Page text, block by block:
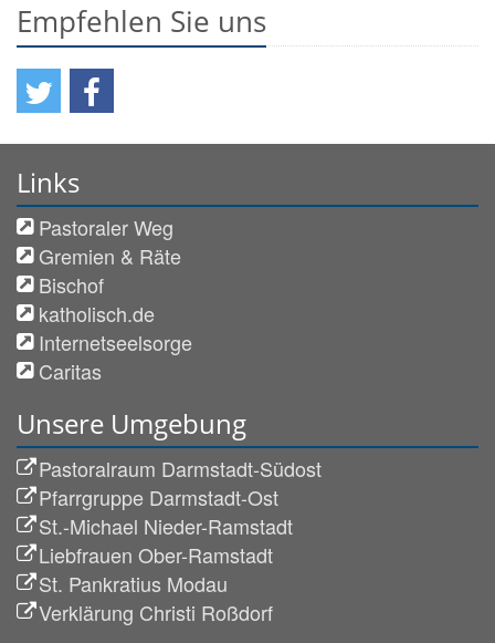
Empfehlen Sie uns
Links
Pastoraler Weg
Gremien & Räte
Bischof
katholisch.de
Internetseelsorge
Caritas
Unsere Umgebung
Pastoralraum Darmstadt-Südost
Pfarrgruppe Darmstadt-Ost
St.-Michael Nieder-Ramstadt
Liebfrauen Ober-Ramstadt
St. Pankratius Modau
Verklärung Christi Roßdorf